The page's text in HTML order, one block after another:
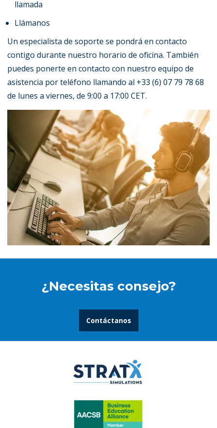
llamada
Llámanos
Un especialista de soporte se pondrá en contacto
contigo durante nuestro horario de oficina. También
puedes ponerte en contacto con nuestro equipo de
asistencia por teléfono llamando al +33 (6) 07 79 78 68
de lunes a viernes, de 9:00 a 17:00 CET.
¿Necesitas consejo?
Contáctanos